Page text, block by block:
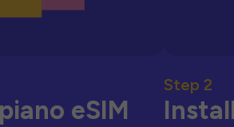
eSIM
Step 2